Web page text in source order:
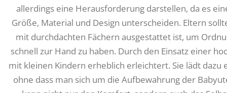
allerdings eine Herausforderung darstellen, da es
Größe, Material und Design unterscheiden. Eltern
mit durchdachten Fächern ausgestattet ist, um
schnell zur Hand zu haben. Durch den Einsatz einer
mit kleinen Kindern erheblich erleichtert. Sie lädt
ohne dass man sich um die Aufbewahrung der